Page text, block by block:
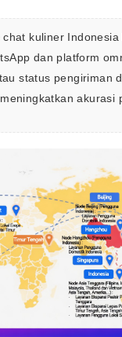
chat kuliner
dan platform
status pengiriman
akurasi